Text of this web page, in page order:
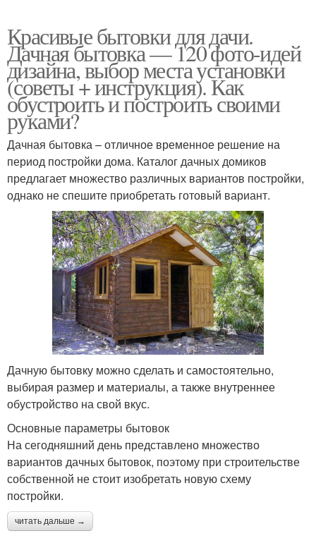
Красивые бытовки для дачи.
Дачная бытовка — 120 фото-идей
дизайна, выбор места установки
(советы + инструкция). Как
обустроить и построить своими
руками?
Дачная бытовка – отличное временное решение на
период постройки дома. Каталог дачных домиков
предлагает множество различных вариантов постройки,
однако не спешите приобретать готовый вариант.
Дачную бытовку можно сделать и самостоятельно,
выбирая размер и материалы, а также внутреннее
обустройство на свой вкус.
Основные параметры бытовок
На сегодняшний день представлено множество
вариантов дачных бытовок, поэтому при строительстве
собственной не стоит изобретать новую схему
постройки.
читать дальше →